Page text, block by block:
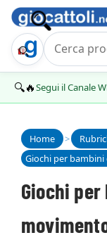
Trova Regalo
🔍🔥Segui il Canale
Home >
Giochi